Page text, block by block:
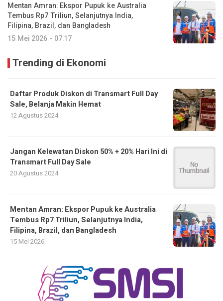
Mentan Amran: Ekspor Pupuk ke Australia
Tembus Rp7 Triliun, Selanjutnya India,
Filipina, Brazil, dan Bangladesh
15 Mei 2026 - 07:17
Trending di Ekonomi
Daftar Produk Diskon di Transmart Full Day
Sale, Belanja Makin Hemat
12 Agustus 2024
Jangan Kelewatan Diskon 50% + 20% Hari Ini di
Transmart Full Day Sale
20 Agustus 2024
Mentan Amran: Ekspor Pupuk ke Australia
Tembus Rp7 Triliun, Selanjutnya India,
Filipina, Brazil, dan Bangladesh
15 Mei 2026